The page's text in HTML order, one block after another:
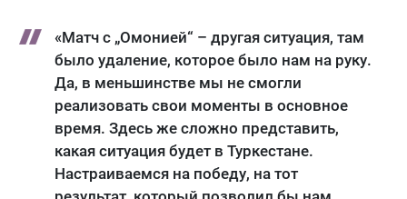
«Матч с „Омонией“ – другая ситуация, там
было удаление, которое было нам на руку.
Да, в меньшинстве мы не смогли
реализовать свои моменты в основное
время. Здесь же сложно представить,
какая ситуация будет в Туркестане.
Настраиваемся на победу, на тот